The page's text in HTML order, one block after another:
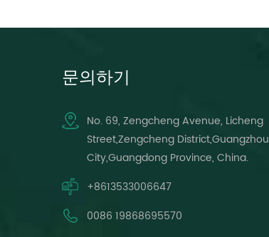
문의하기
No. 69, Zengcheng Avenue, Licheng
Street,Zengcheng District,Guangzhou
City,Guangdong Province, China.
+8613533006647
0086 19868695570